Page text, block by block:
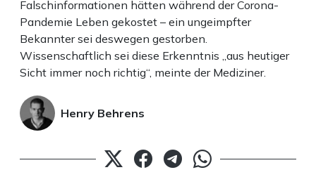
Falschinformationen hätten während der Corona-
Pandemie Leben gekostet – ein ungeimpfter
Bekannter sei deswegen gestorben.
Wissenschaftlich sei diese Erkenntnis „aus heutiger
Sicht immer noch richtig“, meinte der Mediziner.
Henry Behrens